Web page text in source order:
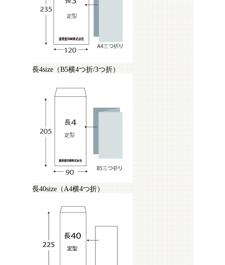
長4size（B5横4つ折/3つ折）
長40size（A4横4つ折）